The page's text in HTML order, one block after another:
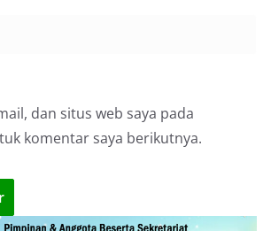
dan situs web saya pada
komentar saya berikutnya.